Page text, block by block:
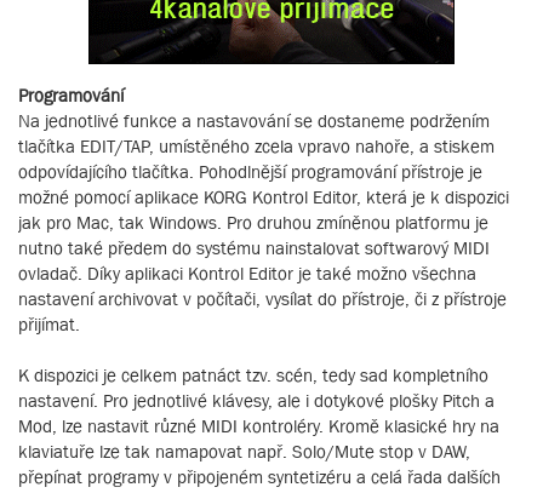
Programování
Na jednotlivé funkce a nastavování se dostaneme podržením
tlačítka EDIT/TAP, umístěného zcela vpravo nahoře, a stiskem
odpovídajícího tlačítka. Pohodlnější programování přístroje je
možné pomocí aplikace KORG Kontrol Editor, která je k dispozici
jak pro Mac, tak Windows. Pro druhou zmíněnou platformu je
nutno také předem do systému nainstalovat softwarový MIDI
ovladač. Díky aplikaci Kontrol Editor je také možno všechna
nastavení archivovat v počítači, vysílat do přístroje, či z přístroje
přijímat.
K dispozici je celkem patnáct tzv. scén, tedy sad kompletního
nastavení. Pro jednotlivé klávesy, ale i dotykové plošky Pitch a
Mod, lze nastavit různé MIDI kontroléry. Kromě klasické hry na
klaviatuře lze tak namapovat např. Solo/Mute stop v DAW,
přepínat programy v připojeném syntetizéru a celá řada dalších